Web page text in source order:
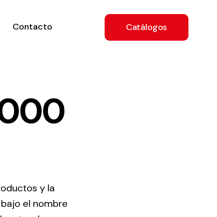
Contacto Catálogos
y la
el nombre